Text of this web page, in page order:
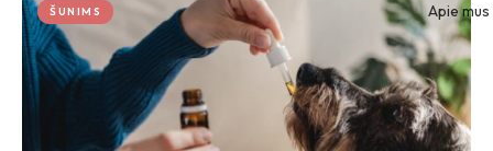
Apie mus
ŠUNIMS